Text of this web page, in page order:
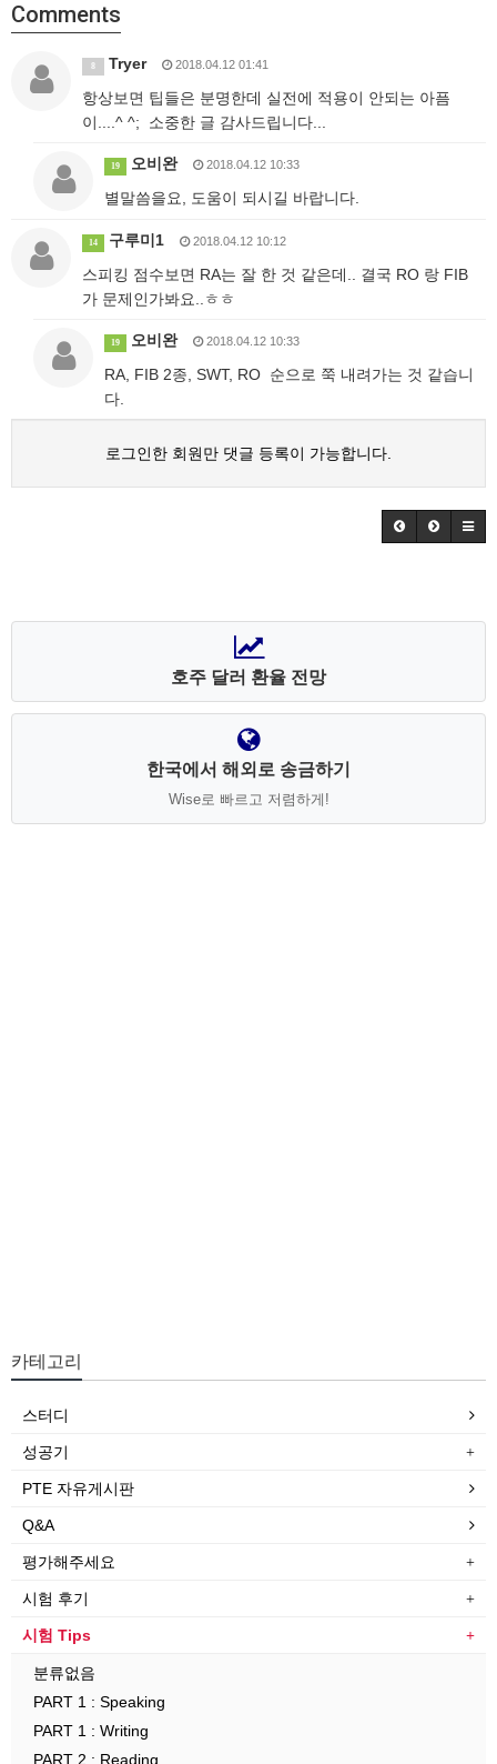
Comments
Tryer 2018.04.12 01:41
항상보면 팁들은 분명한데 실전에 적용이 안되는 아픔
이....^ ^; 소중한 글 감사드립니다...
19 오비완 2018.04.12 10:33
별말씀을요, 도움이 되시길 바랍니다.
14 구루미1 2018.04.12 10:12
스피킹 점수보면 RA는 잘 한 것 같은데.. 결국 RO 랑 FIB
가 문제인가봐요..ㅎㅎ
19 오비완 2018.04.12 10:33
RA, FIB 2종, SWT, RO 순으로 쭉 내려가는 것 같습니
다.
로그인한 회원만 댓글 등록이 가능합니다.
호주 달러 환율 전망
한국에서 해외로 송금하기
Wise로 빠르고 저렴하게!
카테고리
스터디
성공기
PTE 자유게시판
Q&A
평가해주세요
시험 후기
시험 Tips
분류없음
PART 1 : Speaking
PART 1 : Writing
PART 2 : Reading